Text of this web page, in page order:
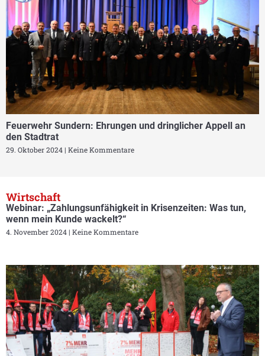
Feuerwehr Sundern: Ehrungen und dringlicher Appell an
den Stadtrat
29. Oktober 2024 Keine Kommentare
Wirtschaft
Webinar: „Zahlungsunfähigkeit in Krisenzeiten: Was tun,
wenn mein Kunde wackelt?“
4. November 2024 Keine Kommentare